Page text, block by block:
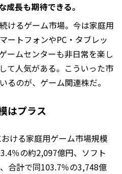
成長も期待できる。
けるゲーム市場。今は家庭用
ートフォンやPC・タブレッ
ームセンターも非日常を楽し
て人気がある。こういった市
るのが、ゲーム関連株だ。
はプラス
ける家庭用ゲーム市場規模
％の約2,097億円、ソフト
合計で同103.7％の3,748億